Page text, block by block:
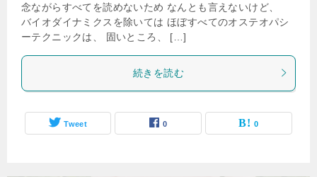
念ながらすべてを読めないため なんとも言えないけど、
バイオダイナミクスを除いては ほぼすべてのオステオパシ
ーテクニックは、 固いところ、 […]
続きを読む
Tweet 0 0